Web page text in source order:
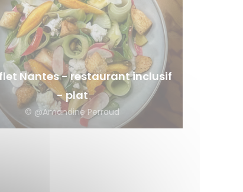
Nantes - restaurant inclusif
- plat
© @Amandine Perraud